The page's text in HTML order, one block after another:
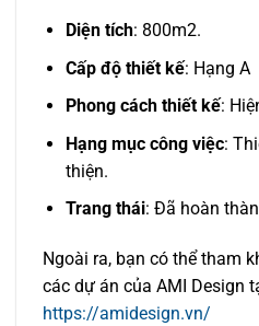
Diện tích: 800m2.
Cấp độ thiết kế: Hạng A
Phong cách thiết kế:
Hạng mục công việc:
thiện.
Trang thái: Đã hoàn
Ngoài ra, bạn có thể tham
các dự án của AMI Design
https://amidesign.vn/